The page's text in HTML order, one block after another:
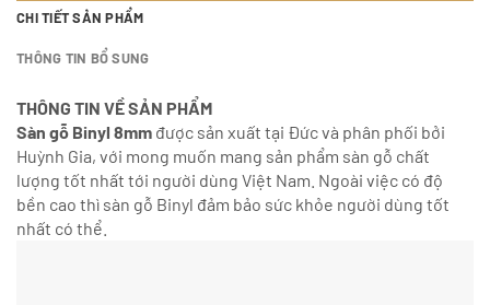
CHI TIẾT SẢN PHẨM
THÔNG TIN BỔ SUNG
THÔNG TIN VỀ SẢN PHẨM
Sàn gỗ Binyl 8mm được sản xuất tại Đức và phân phối bởi
Huỳnh Gia, với mong muốn mang sản phẩm sàn gỗ chất
lượng tốt nhất tới người dùng Việt Nam. Ngoài việc có độ
bền cao thì sàn gỗ Binyl đảm bảo sức khỏe người dùng tốt
nhất có thể.